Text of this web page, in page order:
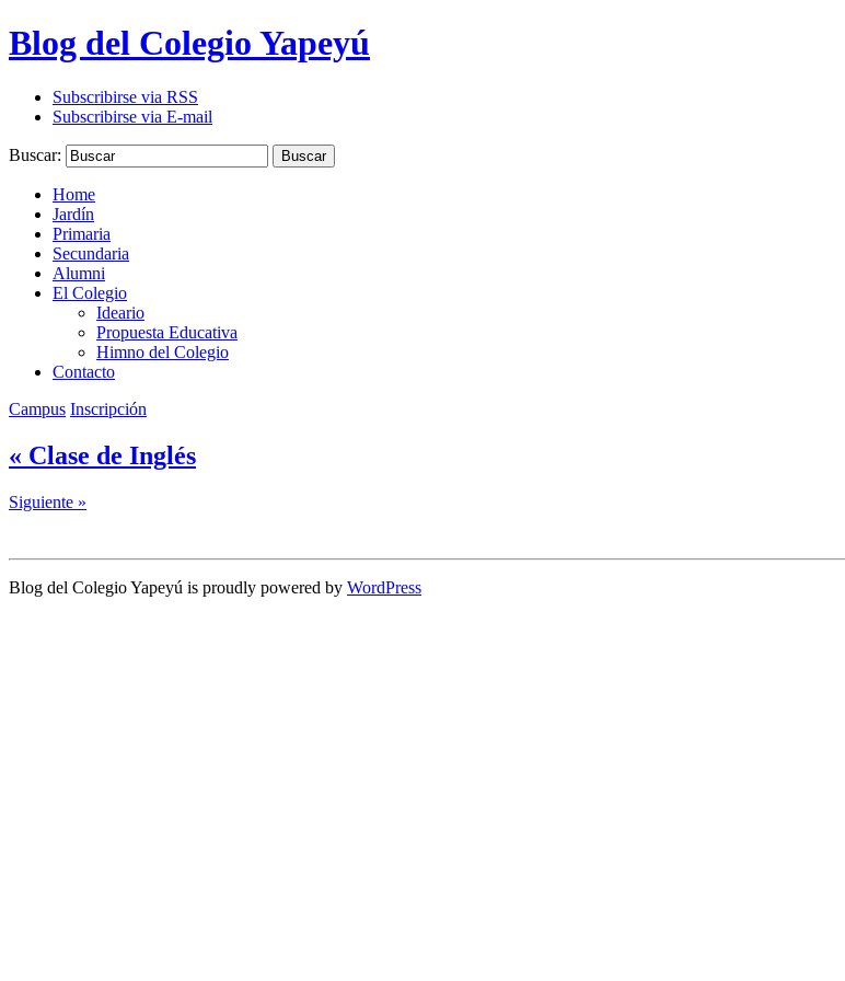
Blog del Colegio Yapeyú
Subscribirse via RSS
Subscribirse via E-mail
Buscar: Buscar
Home
Jardín
Primaria
Secundaria
Alumni
El Colegio
Ideario
Propuesta Educativa
Himno del Colegio
Contacto
Campus Inscripción
« Clase de Inglés
Siguiente »
Blog del Colegio Yapeyú is proudly powered by WordPress